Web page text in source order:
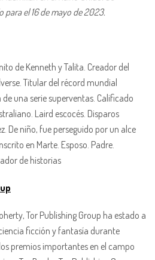
el 16 de mayo de 2023.
de Kenneth y Talita. Creador del
Titular del récord mundial
una serie superventas. Calificado
Laird escocés. Disparos
De niño, fue perseguido por un alce
en Marte. Esposo. Padre.
de historias
Tor Publishing Group ha estado a
ficción y fantasía durante
premios importantes en el campo